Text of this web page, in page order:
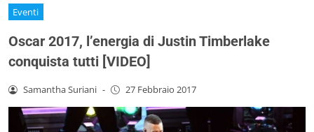
Eventi
Oscar 2017, l’energia di Justin Timberlake
conquista tutti [VIDEO]
Samantha Suriani - 27 Febbraio 2017